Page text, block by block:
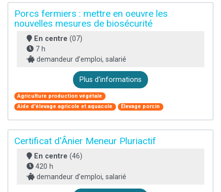
Porcs fermiers : mettre en oeuvre les
nouvelles mesures de biosécurité
En centre (07)
7 h
demandeur d’emploi, salarié
Plus d'informations
Agriculture production végétale
Aide d'élevage agricole et aquacole
Élevage porcin
Certificat d'Ânier Meneur Pluriactif
En centre (46)
420 h
demandeur d’emploi, salarié